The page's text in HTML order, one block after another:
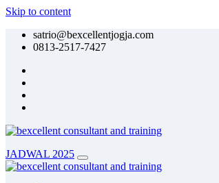
Skip to content
satrio@bexcellentjogja.com
0813-2517-7427
JADWAL 2025